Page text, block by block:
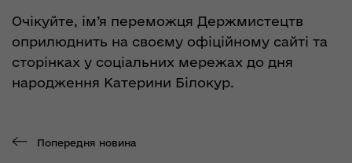
Очікуйте, ім’я переможця Держмистецтв
оприлюднить на своєму офіційному сайті та
сторінках у соціальних мережах до дня
народження Катерини Білокур.
Попередня новина